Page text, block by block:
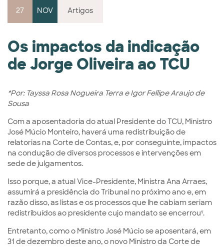
27 NOV Artigos
Os impactos da indicação
de Jorge Oliveira ao TCU
*Por: Tayssa Rosa Nogueira Terra e Igor Fellipe Araujo de
Sousa
Com a aposentadoria do atual Presidente do TCU, Ministro
José Múcio Monteiro, haverá uma redistribuição de
relatorias na Corte de Contas, e, por conseguinte, impactos
na condução de diversos processos e intervenções em
sede de julgamentos.
Isso porque, a atual Vice-Presidente, Ministra Ana Arraes,
assumirá a presidência do Tribunal no próximo ano e, em
razão disso, as listas e os processos que lhe cabiam seriam
redistribuídos ao presidente cujo mandato se encerrou¹.
Entretanto, como o Ministro José Múcio se aposentará, em
31 de dezembro deste ano, o novo Ministro da Corte de